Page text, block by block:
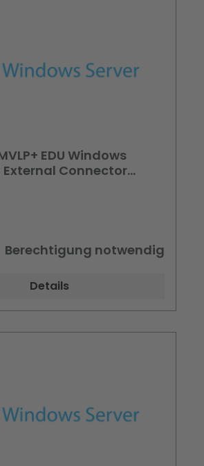
EDU Windows
External Connector
Berechtigung notwendig
Details